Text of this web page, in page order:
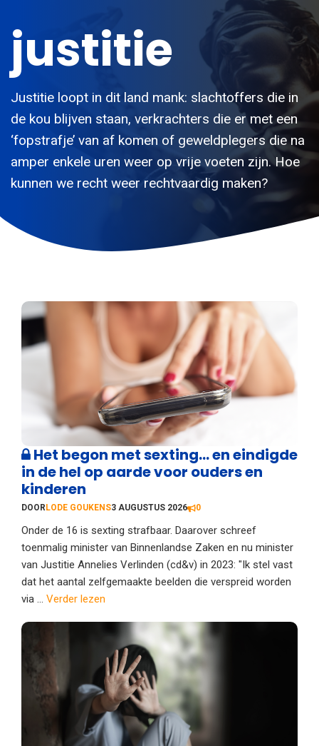
justitie
Justitie loopt in dit land mank: slachtoffers die in
de kou blijven staan, verkrachters die er met een
‘fopstrafje’ van af komen of geweldplegers die na
amper enkele uren weer op vrije voeten zijn. Hoe
kunnen we recht weer rechtvaardig maken?
Het begon met sexting… en eindigde
in de hel op aarde voor ouders en
kinderen
DOOR LODE GOUKENS3 AUGUSTUS 2026 0
Onder de 16 is sexting strafbaar. Daarover schreef
toenmalig minister van Binnenlandse Zaken en nu minister
van Justitie Annelies Verlinden (cd&v) in 2023: "Ik stel vast
dat het aantal zelfgemaakte beelden die verspreid worden
via ... Verder lezen